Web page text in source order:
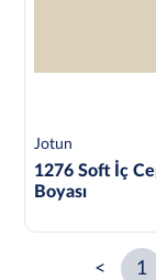
Jotun
1276 Soft İç
Boyası
< 1